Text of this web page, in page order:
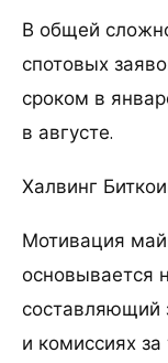
В общей
спотовых
сроком в
в августе.
Халвинг
Мотивация
основывается
составляющий
и комиссиях